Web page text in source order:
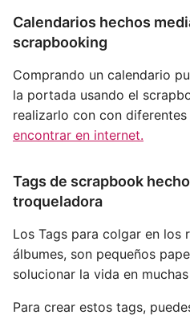
Calendarios hechos
scrapbooking
Comprando un calendario
la portada usando el
realizarlo con con diferentes
encontrar en internet.
Tags de scrapbook
troqueladora
Los Tags para colgar en los
álbumes, son pequeños
solucionar la vida en
Para crear estos tags,